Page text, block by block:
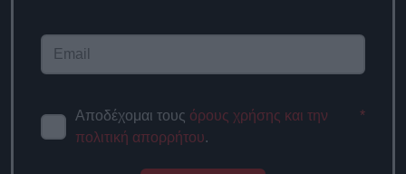
Αποδέχομαι τους όρους χρήσης και την
πολιτική απορρήτου.
*